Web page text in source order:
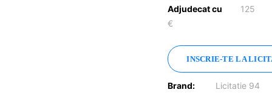
Adjudecat cu
125
€
INSCRIE-TE LA
Brand: Licitatie 94